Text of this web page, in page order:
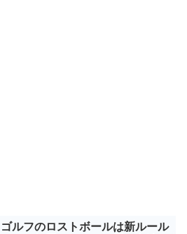
ゴルフのロストボールは新ルール